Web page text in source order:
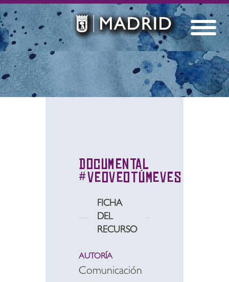
Documental
#VeoVeoTúMeVes
FICHA
DEL
RECURSO
AUTORÍA
Comunicación